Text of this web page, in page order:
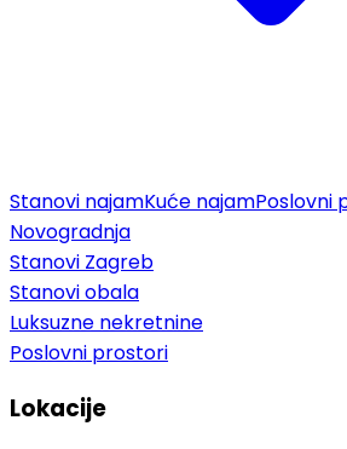
Stanovi najamKuće najamPoslovni
Novogradnja
Stanovi Zagreb
Stanovi obala
Luksuzne nekretnine
Poslovni prostori
Lokacije